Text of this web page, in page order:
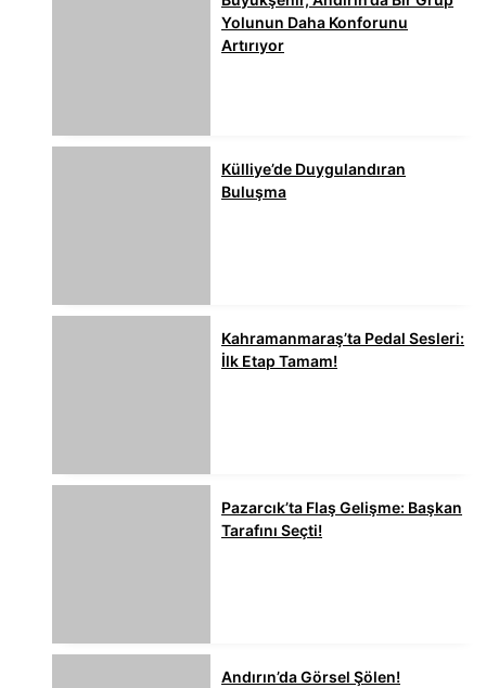
Yolunun Daha Konforunu
Artırıyor
Külliye’de Duygulandıran
Buluşma
Kahramanmaraş’ta Pedal Sesleri:
İlk Etap Tamam!
Pazarcık’ta Flaş Gelişme: Başkan
Tarafını Seçti!
Andırın’da Görsel Şölen!